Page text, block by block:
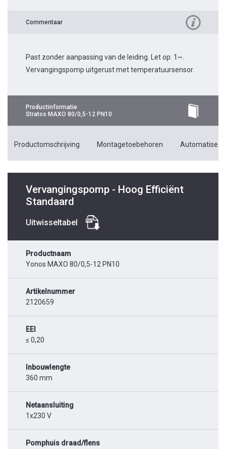
Commentaar
Past zonder aanpassing van de leiding. Let op: 1~.
Vervangingspomp uitgerust met temperatuursensor.
Productinformatie
Stratos MAXO 80/0,5-12 PN10
Productomschrijving Montagetoebehoren
Vervangingspomp - Hoog Efficiënt
Standaard
Uitwisseltabel
Productnaam
Yonos MAXO 80/0,5-12 PN10
Artikelnummer
2120659
EEI
≤ 0,20
Inbouwlengte
360 mm
Netaansluiting
1x230 V
Pomphuis draad/flens